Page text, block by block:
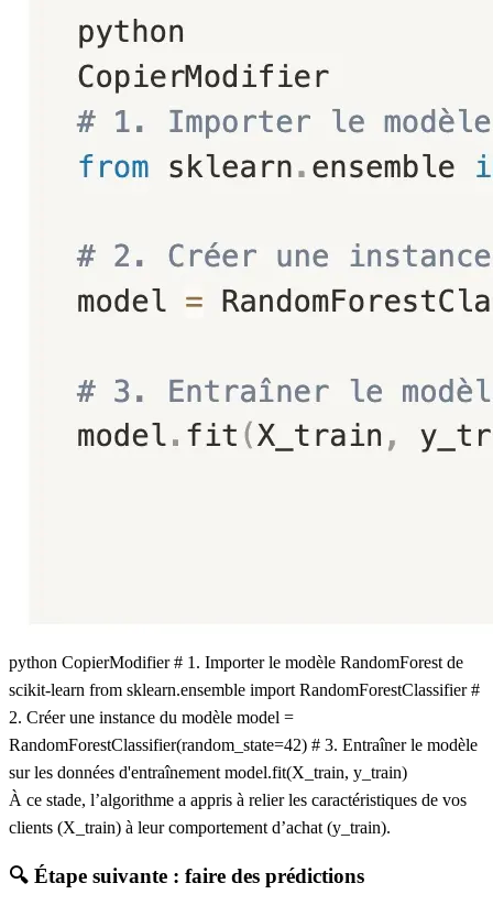
python CopierModifier # 1. Importer le modèle RandomForest de
scikit-learn from sklearn.ensemble import RandomForestClassifier #
2. Créer une instance du modèle model =
RandomForestClassifier(random_state=42) # 3. Entraîner le modèle
sur les données d'entraînement model.fit(X_train, y_train)
À ce stade, l’algorithme a appris à relier les caractéristiques de vos
clients (X_train) à leur comportement d’achat (y_train).
🔍 Étape suivante : faire des prédictions